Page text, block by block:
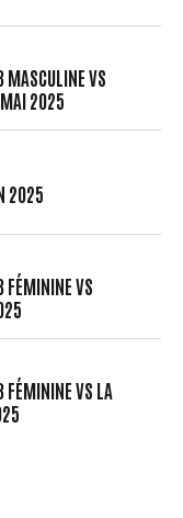
MASCULINE VS
MAI 2025
2025
FÉMININE VS
FÉMININE VS LA